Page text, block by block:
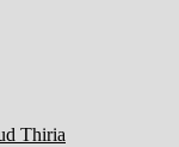
Thiria